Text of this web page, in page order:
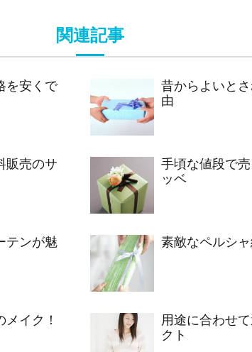
関連記事
を安くで
昔からよいと
由
販売のサ
手頃な値段で
ッベ
テンが魅
素敵なペルシ
イク！
用途に合わせ
クト